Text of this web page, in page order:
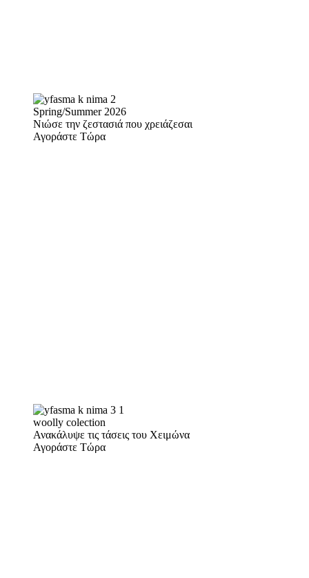
Spring/Summer 2026
Νιώσε την ζεστασιά που χρειάζεσαι
Αγοράστε Τώρα
woolly colection
Ανακάλυψε τις τάσεις του Χειμώνα
Αγοράστε Τώρα